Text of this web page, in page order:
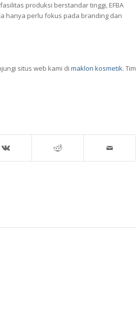
produksi berstandar tinggi, EFBA
hanya perlu fokus pada branding dan
situs web kami di maklon kosmetik. Tim